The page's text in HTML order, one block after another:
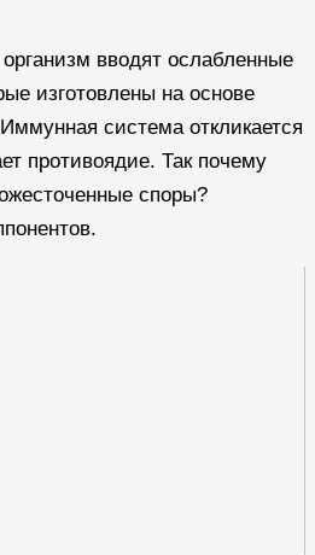
вводят ослабленные
изготовлены на основе
система откликается
противоядие. Так почему
споры?